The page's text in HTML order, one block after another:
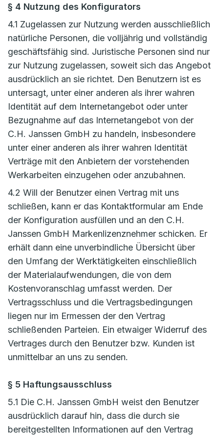
§ 4 Nutzung des Konfigurators
4.1 Zugelassen zur Nutzung werden ausschließlich
natürliche Personen, die volljährig und vollständig
geschäftsfähig sind. Juristische Personen sind nur
zur Nutzung zugelassen, soweit sich das Angebot
ausdrücklich an sie richtet. Den Benutzern ist es
untersagt, unter einer anderen als ihrer wahren
Identität auf dem Internetangebot oder unter
Bezugnahme auf das Internetangebot von der
C.H. Janssen GmbH zu handeln, insbesondere
unter einer anderen als ihrer wahren Identität
Verträge mit den Anbietern der vorstehenden
Werkarbeiten einzugehen oder anzubahnen.
4.2 Will der Benutzer einen Vertrag mit uns
schließen, kann er das Kontaktformular am Ende
der Konfiguration ausfüllen und an den C.H.
Janssen GmbH Markenlizenznehmer schicken. Er
erhält dann eine unverbindliche Übersicht über
den Umfang der Werktätigkeiten einschließlich
der Materialaufwendungen, die von dem
Kostenvoranschlag umfasst werden. Der
Vertragsschluss und die Vertragsbedingungen
liegen nur im Ermessen der den Vertrag
schließenden Parteien. Ein etwaiger Widerruf des
Vertrages durch den Benutzer bzw. Kunden ist
unmittelbar an uns zu senden.
§ 5 Haftungsausschluss
5.1 Die C.H. Janssen GmbH weist den Benutzer
ausdrücklich darauf hin, dass die durch sie
bereitgestellten Informationen auf den Vertrag